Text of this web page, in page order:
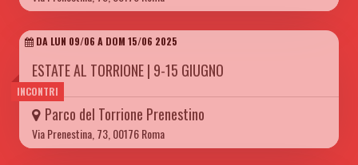
INCONTRI
DA LUN 09/06 A DOM 15/06 2025
ESTATE AL TORRIONE | 9-15 GIUGNO
Parco del Torrione Prenestino
Via Prenestina, 73, 00176 Roma